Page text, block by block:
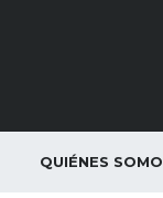
QUIÉNES